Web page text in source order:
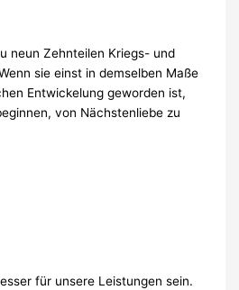
neun Zehnteilen Kriegs- und
sie einst in demselben Maße
Entwickelung geworden ist,
von Nächstenliebe zu
für unsere Leistungen sein.